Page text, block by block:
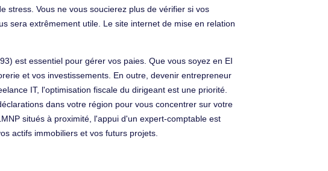
stress. Vous ne vous soucierez plus de vérifier si vos
sera extrêmement utile. Le site internet de mise en relation
est essentiel pour gérer vos paies. Que vous soyez en EI
et vos investissements. En outre, devenir entrepreneur
IT, l'optimisation fiscale du dirigeant est une priorité.
dans votre région pour vous concentrer sur votre
situés à proximité, l'appui d'un expert-comptable est
actifs immobiliers et vos futurs projets.